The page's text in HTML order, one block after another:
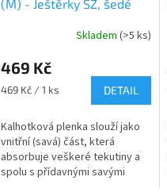
(M) - Ještěrky SZ, šedé
Skladem (>5 ks)
469 Kč
Měrná
469 Kč / 1 ks DETAIL
Kalhotková plenka slouží jako
vnitřní (savá) část, která
absorbuje veškeré tekutiny a
spolu s přídavnými savými